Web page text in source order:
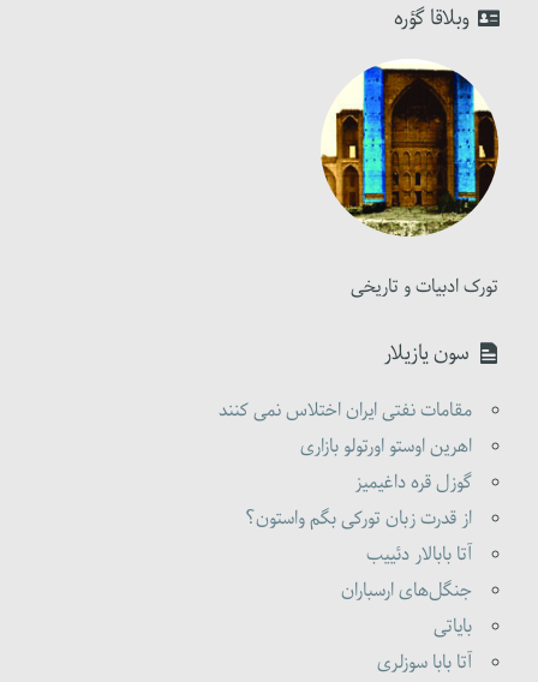
وبلاقا گؤره
تورک ادبیات و تاریخی
سون یازیلار
مقامات نفتی ایران اختلاس نمی کنند
اهرین اوستو اورتولو بازاری
گوزل قره داغیمیز
از قدرت زبان تورکی بگم واستون؟
آتا بابالار دئییب
جنگل‌های ارسباران
بایاتی
آتا بابا سوزلری